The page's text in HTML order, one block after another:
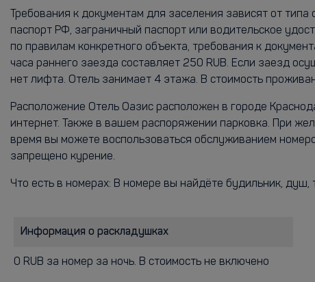
Требования к документам для заселения зависят от
паспорт РФ, заграничный паспорт или водительское
по правилам конкретного объекта, требования к
часа раннего заезда составляет 250 RUB. Если заезд
нет лифта. Отель занимает 4 этажа. В стоимость
Расположение Отель Оазис расположен в городе
интернет. Также в вашем распоряжении парковка. При
время вы можете воспользоваться обслуживанием
запрещено курение.
Что есть в номерах: В номере вы найдёте будильник, душ,
Информация о раскладушках
0 RUB за номер за ночь. В стоимость не включено